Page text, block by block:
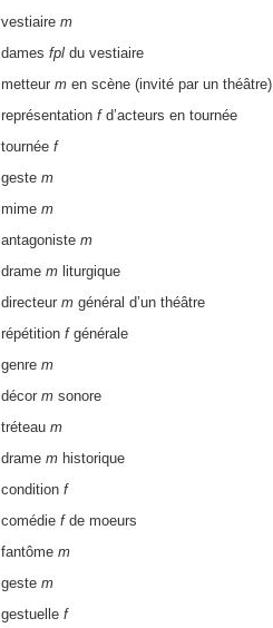
vestiaire m
dames fpl du vestiaire
metteur m en scène (invité par un théâtre)
représentation fd’acteurs en tournée
tournée f
geste m
mime m
antagoniste m
drame m liturgique
directeur m général d’un théâtre
répétition fgénérale
genre m
décor m sonore
tréteau m
drame m historique
condition f
comédie fde moeurs
fantôme m
geste m
gestuelle f